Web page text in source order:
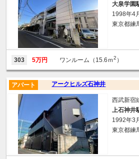
大泉学園
1998年4
東京都練
303 5万円 ワンルーム（15.6ｍ2 ）
アークヒルズ石神井
アパート
西武新宿
上石神井
1992年3
東京都練